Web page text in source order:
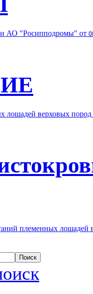
АО "Росипподромы" от
верховых
племенных лошадей